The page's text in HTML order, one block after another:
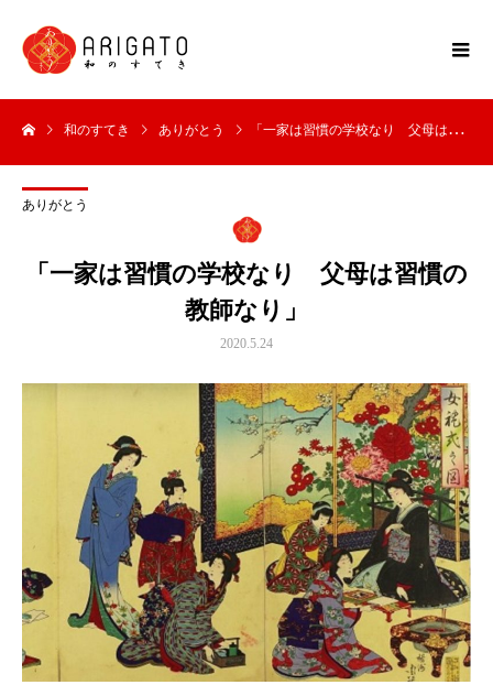
和のすてき ありがとう 「一家は習慣の学校なり 父母は習慣の教師なり」
ありがとう
「一家は習慣の学校なり 父母は習慣の
教師なり」
2020.5.24